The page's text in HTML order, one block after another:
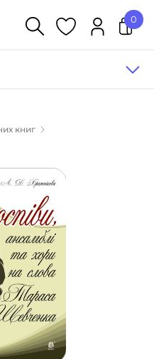
(1015)
(527)
(55)
0
книг